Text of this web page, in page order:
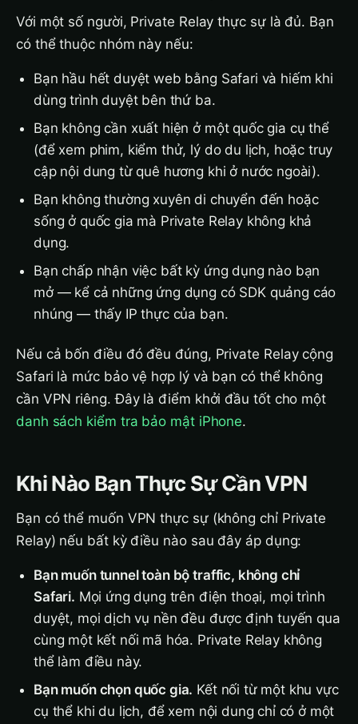
Với một số người, Private Relay thực sự là đủ. Bạn
có thể thuộc nhóm này nếu:
Bạn hầu hết duyệt web bằng Safari và hiếm khi
dùng trình duyệt bên thứ ba.
Bạn không cần xuất hiện ở một quốc gia cụ thể
(để xem phim, kiểm thử, lý do du lịch, hoặc truy
cập nội dung từ quê hương khi ở nước ngoài).
Bạn không thường xuyên di chuyển đến hoặc
sống ở quốc gia mà Private Relay không khả
dụng.
Bạn chấp nhận việc bất kỳ ứng dụng nào bạn
mở — kể cả những ứng dụng có SDK quảng cáo
nhúng — thấy IP thực của bạn.
Nếu cả bốn điều đó đều đúng, Private Relay cộng
Safari là mức bảo vệ hợp lý và bạn có thể không
cần VPN riêng. Đây là điểm khởi đầu tốt cho một
danh sách kiểm tra bảo mật iPhone.
Khi Nào Bạn Thực Sự Cần VPN
Bạn có thể muốn VPN thực sự (không chỉ Private
Relay) nếu bất kỳ điều nào sau đây áp dụng:
Bạn muốn tunnel toàn bộ traffic, không chỉ
Safari. Mọi ứng dụng trên điện thoại, mọi trình
duyệt, mọi dịch vụ nền đều được định tuyến qua
cùng một kết nối mã hóa. Private Relay không
thể làm điều này.
Bạn muốn chọn quốc gia. Kết nối từ một khu vực
cụ thể khi du lịch, để xem nội dung chỉ có ở một